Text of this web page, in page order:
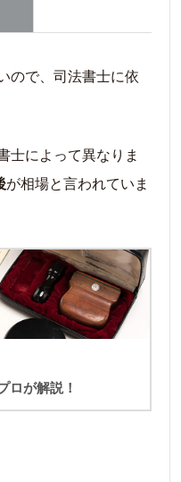
ので、司法書士に依
士によって異なりま
が相場と言われていま
ロが解説！